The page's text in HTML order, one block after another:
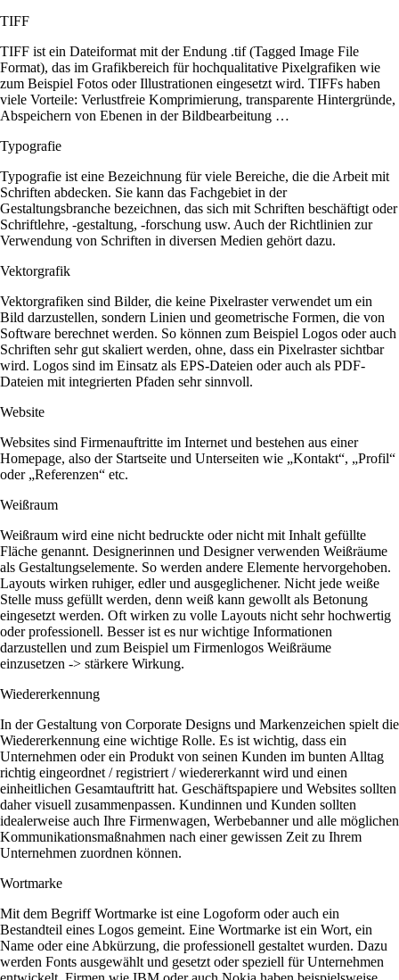
TIFF
TIFF ist ein Dateiformat mit der Endung .tif (Tagged Image File
Format), das im Grafikbereich für hochqualitative Pixelgrafiken wie
zum Beispiel Fotos oder Illustrationen eingesetzt wird. TIFFs haben
viele Vorteile: Verlustfreie Komprimierung, transparente Hintergründe,
Abspeichern von Ebenen in der Bildbearbeitung …
Typografie
Typografie ist eine Bezeichnung für viele Bereiche, die die Arbeit mit
Schriften abdecken. Sie kann das Fachgebiet in der
Gestaltungsbranche bezeichnen, das sich mit Schriften beschäftigt oder
Schriftlehre, -gestaltung, -forschung usw. Auch der Richtlinien zur
Verwendung von Schriften in diversen Medien gehört dazu.
Vektorgrafik
Vektorgrafiken sind Bilder, die keine Pixelraster verwendet um ein
Bild darzustellen, sondern Linien und geometrische Formen, die von
Software berechnet werden. So können zum Beispiel Logos oder auch
Schriften sehr gut skaliert werden, ohne, dass ein Pixelraster sichtbar
wird. Logos sind im Einsatz als EPS-Dateien oder auch als PDF-
Dateien mit integrierten Pfaden sehr sinnvoll.
Website
Websites sind Firmenauftritte im Internet und bestehen aus einer
Homepage, also der Startseite und Unterseiten wie „Kontakt“, „Profil“
oder „Referenzen“ etc.
Weißraum
Weißraum wird eine nicht bedruckte oder nicht mit Inhalt gefüllte
Fläche genannt. Designerinnen und Designer verwenden Weißräume
als Gestaltungselemente. So werden andere Elemente hervorgehoben.
Layouts wirken ruhiger, edler und ausgeglichener. Nicht jede weiße
Stelle muss gefüllt werden, denn weiß kann gewollt als Betonung
eingesetzt werden. Oft wirken zu volle Layouts nicht sehr hochwertig
oder professionell. Besser ist es nur wichtige Informationen
darzustellen und zum Beispiel um Firmenlogos Weißräume
einzusetzen -> stärkere Wirkung.
Wiedererkennung
In der Gestaltung von Corporate Designs und Markenzeichen spielt die
Wiedererkennung eine wichtige Rolle. Es ist wichtig, dass ein
Unternehmen oder ein Produkt von seinen Kunden im bunten Alltag
richtig eingeordnet / registriert / wiedererkannt wird und einen
einheitlichen Gesamtauftritt hat. Geschäftspapiere und Websites sollten
daher visuell zusammenpassen. Kundinnen und Kunden sollten
idealerweise auch Ihre Firmenwagen, Werbebanner und alle möglichen
Kommunikationsmaßnahmen nach einer gewissen Zeit zu Ihrem
Unternehmen zuordnen können.
Wortmarke
Mit dem Begriff Wortmarke ist eine Logoform oder auch ein
Bestandteil eines Logos gemeint. Eine Wortmarke ist ein Wort, ein
Name oder eine Abkürzung, die professionell gestaltet wurden. Dazu
werden Fonts ausgewählt und gesetzt oder speziell für Unternehmen